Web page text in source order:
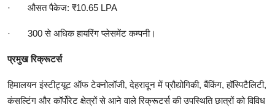
· औसत पैकेज: ₹10.65 LPA
· 300 से अधिक हायरिंग प्लेसमेंट कम्पनी।
प्रमुख रिक्रूटर्स
हिमालयन इंस्टीट्यूट ऑफ टेक्नोलॉजी, देहरादून में प्रौद्योगिकी, बैंकिंग, हॉस्पिटैलिटी,
कंसल्टिंग और कॉर्पोरेट क्षेत्रों से आने वाले रिक्रूटर्स की उपस्थिति छात्रों को विविध